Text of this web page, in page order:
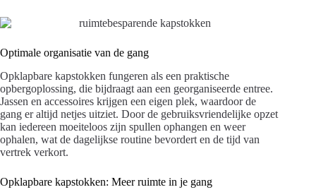
Optimale organisatie van de gang
Opklapbare kapstokken fungeren als een praktische
opbergoplossing, die bijdraagt aan een georganiseerde entree.
Jassen en accessoires krijgen een eigen plek, waardoor de
gang er altijd netjes uitziet. Door de gebruiksvriendelijke opzet
kan iedereen moeiteloos zijn spullen ophangen en weer
ophalen, wat de dagelijkse routine bevordert en de tijd van
vertrek verkort.
Opklapbare kapstokken: Meer ruimte in je gang